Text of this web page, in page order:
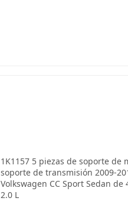
1K1157 5 piezas de soporte de
soporte de transmisión 2009-
Volkswagen CC Sport Sedan de
2.0 L